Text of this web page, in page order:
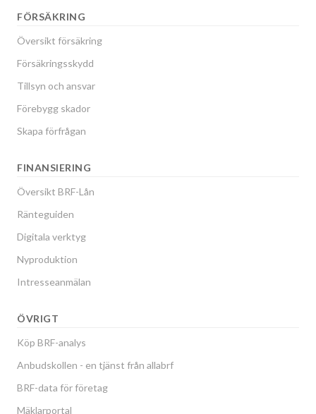
FÖRSÄKRING
Översikt försäkring
Försäkringsskydd
Tillsyn och ansvar
Förebygg skador
Skapa förfrågan
FINANSIERING
Översikt BRF-Lån
Ränteguiden
Digitala verktyg
Nyproduktion
Intresseanmälan
ÖVRIGT
Köp BRF-analys
Anbudskollen - en tjänst från allabrf
BRF-data för företag
Mäklarportal